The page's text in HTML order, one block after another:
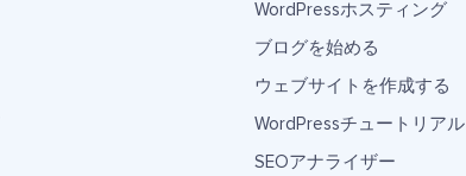
WordPressホスティング
ブログを始める
ウェブサイトを作成する
WordPressチュートリアル
SEOアナライザー